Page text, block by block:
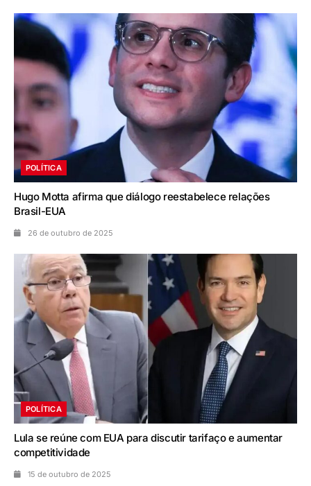
POLÍTICA
Hugo Motta afirma que diálogo reestabelece relações
Brasil-EUA
26 de outubro de 2025
POLÍTICA
Lula se reúne com EUA para discutir tarifaço e aumentar
competitividade
15 de outubro de 2025